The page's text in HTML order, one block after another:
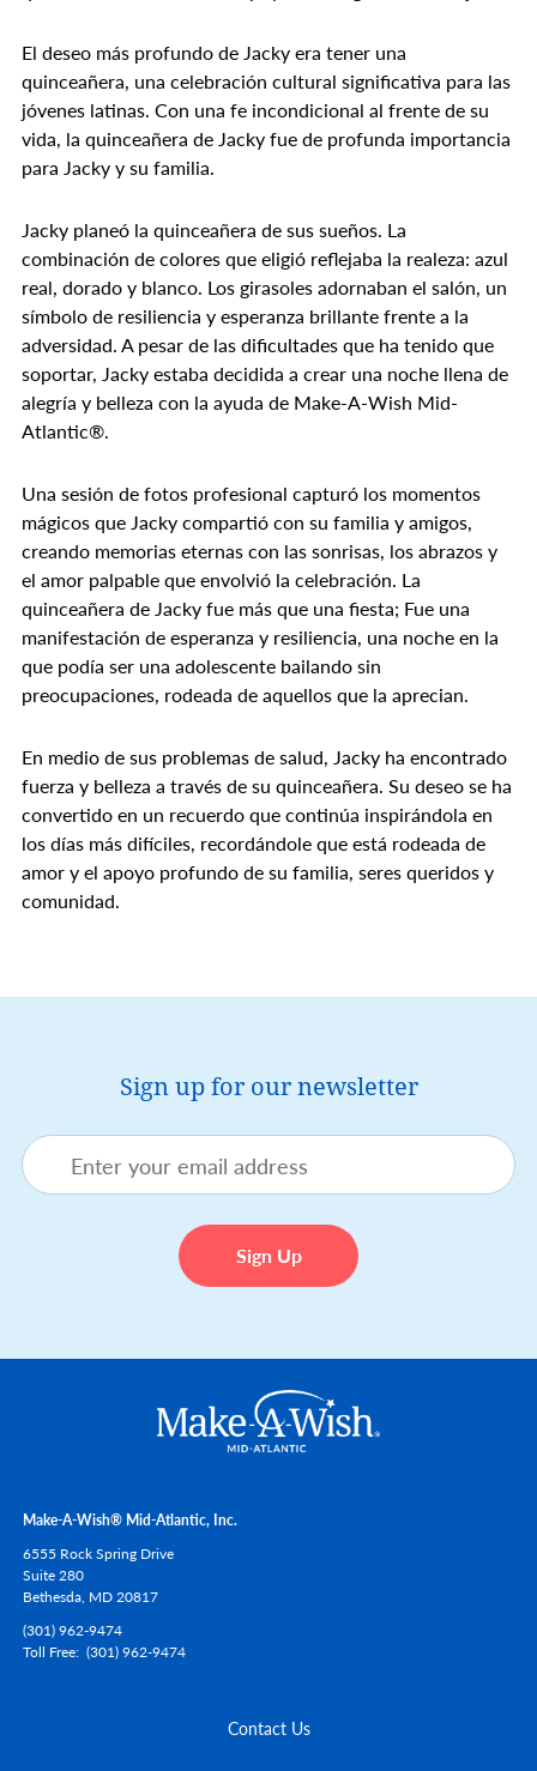
El deseo más profundo de Jacky era tener una
quinceañera, una celebración cultural significativa para las
jóvenes latinas. Con una fe incondicional al frente de su
vida, la quinceañera de Jacky fue de profunda importancia
para Jacky y su familia.
Jacky planeó la quinceañera de sus sueños. La
combinación de colores que eligió reflejaba la realeza: azul
real, dorado y blanco. Los girasoles adornaban el salón, un
símbolo de resiliencia y esperanza brillante frente a la
adversidad. A pesar de las dificultades que ha tenido que
soportar, Jacky estaba decidida a crear una noche llena de
alegría y belleza con la ayuda de Make-A-Wish Mid-
Atlantic®.
Una sesión de fotos profesional capturó los momentos
mágicos que Jacky compartió con su familia y amigos,
creando memorias eternas con las sonrisas, los abrazos y
el amor palpable que envolvió la celebración. La
quinceañera de Jacky fue más que una fiesta; Fue una
manifestación de esperanza y resiliencia, una noche en la
que podía ser una adolescente bailando sin
preocupaciones, rodeada de aquellos que la aprecian.
En medio de sus problemas de salud, Jacky ha encontrado
fuerza y belleza a través de su quinceañera. Su deseo se ha
convertido en un recuerdo que continúa inspirándola en
los días más difíciles, recordándole que está rodeada de
amor y el apoyo profundo de su familia, seres queridos y
comunidad.
Sign up for our newsletter
Make-A-Wish® Mid-Atlantic, Inc.
6555 Rock Spring Drive
Suite 280
Bethesda, MD20817
(301) 962-9474
Toll Free (301) 962-9474
Contact Us